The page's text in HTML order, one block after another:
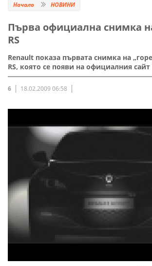
Начало НОВИНИ
Първа официална снимка
RS
Renault показа първата снимка на
RS, която се появи на официалния
6 18.02.2009 06:58